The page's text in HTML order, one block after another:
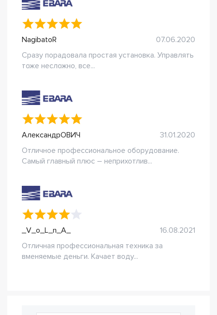
NagibatoR
07.06.2020
Сразу порадовала простая установка. Управлять
тоже несложно, все...
АлександрОВИЧ
31.01.2020
Отличное профессиональное оборудование.
Самый главный плюс – неприхотлив...
_V_o_L_n_A_
16.08.2021
Отличная профессиональная техника за
вменяемые деньги. Качает воду...